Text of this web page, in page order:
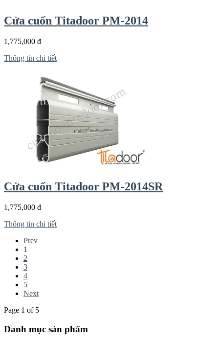
Cửa cuốn Titadoor PM-2014
1,775,000 đ
Thông tin chi tiết
Cửa cuốn Titadoor PM-2014SR
1,775,000 đ
Thông tin chi tiết
Prev
1
2
3
4
5
Next
Page 1 of 5
Danh mục sản phẩm